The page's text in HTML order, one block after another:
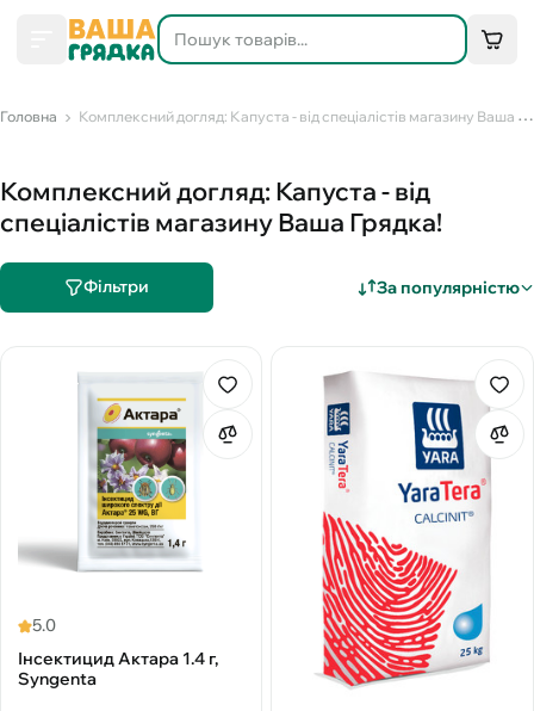
Головна Комплексний догляд: Капуста - від спеціалістів магазину Ваша Грядка!
Комплексний догляд: Капуста - від
спеціалістів магазину Ваша Грядка!
Фільтри За популярністю
5.0
Інсектицид Актара 1.4 г,
Syngenta